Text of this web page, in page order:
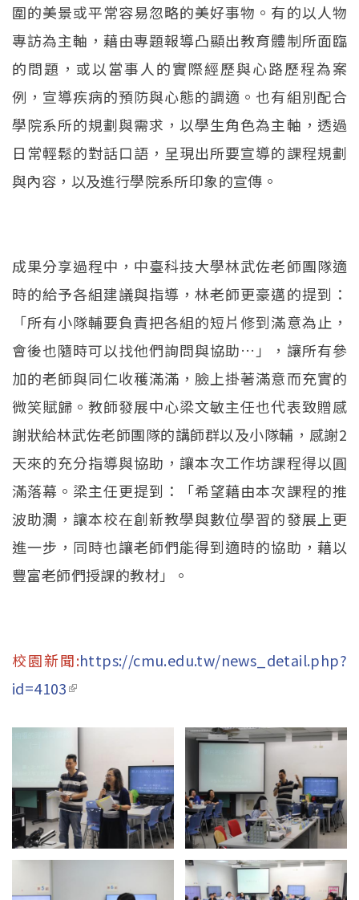
圍的美景或平常容易忽略的美好事物。有的以人物
專訪為主軸，藉由專題報導凸顯出教育體制所面臨
的問題，或以當事人的實際經歷與心路歷程為案
例，宣導疾病的預防與心態的調適。也有組別配合
學院系所的規劃與需求，以學生角色為主軸，透過
日常輕鬆的對話口語，呈現出所要宣導的課程規劃
與內容，以及進行學院系所印象的宣傳。
成果分享過程中，中臺科技大學林武佐老師團隊適
時的給予各組建議與指導，林老師更豪邁的提到：
「所有小隊輔要負責把各組的短片修到滿意為止，
會後也隨時可以找他們詢問與協助…」，讓所有參
加的老師與同仁收穫滿滿，臉上掛著滿意而充實的
微笑賦歸。教師發展中心梁文敏主任也代表致贈感
謝狀給林武佐老師團隊的講師群以及小隊輔，感謝2
天來的充分指導與協助，讓本次工作坊課程得以圓
滿落幕。梁主任更提到：「希望藉由本次課程的推
波助瀾，讓本校在創新教學與數位學習的發展上更
進一步，同時也讓老師們能得到適時的協助，藉以
豐富老師們授課的教材」。
校園新聞:https://cmu.edu.tw/news_detail.php?
id=4103(link is external)